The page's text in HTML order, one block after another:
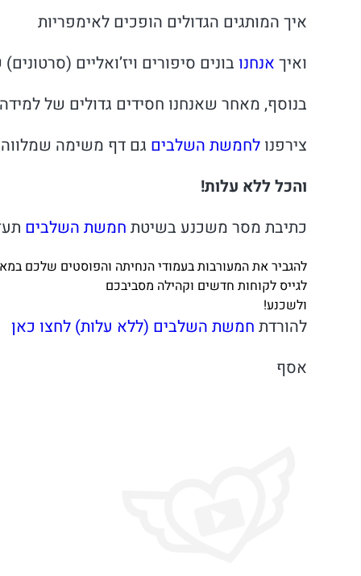
איך המותגים הגדולים הופכים לאימפריות
ואיך אנחנו בונים סיפורים ויז’ואליים
בנוסף, מאחר שאנחנו חסידים גדולים של
צירפנולחמשת השלבים גם דף משימה
והכל ללא עלות!
כתיבת מסר משכנע בשיטת חמשת השלבים
להגביר את המעורבות בעמודי הנחיתה והפוסטים שלכם
לגייס לקוחות חדשים וקהילה מסביבכם
ולשכנע!
להורדת חמשת השלבים (ללא עלות) לחצו כאן
אסף